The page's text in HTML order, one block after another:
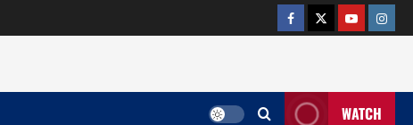
facebooktwitter
WATCH